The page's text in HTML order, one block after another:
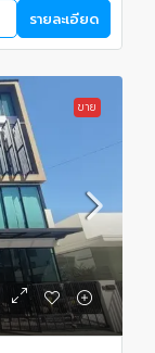
รายละเอียด
ขาย